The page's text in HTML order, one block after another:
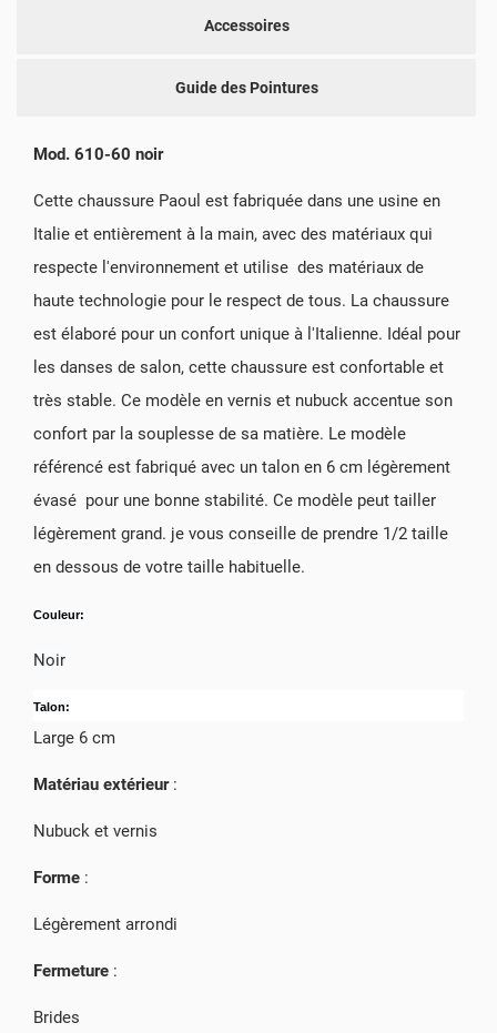
Accessoires
Guide des Pointures
Mod. 610-60 noir
Cette chaussure Paoul est fabriquée dans une usine en
Italie et entièrement à la main, avec des matériaux qui
respecte l'environnement et utilise des matériaux de
haute technologie pour le respect de tous. La chaussure
est élaboré pour un confort unique à l'Italienne. Idéal pour
les danses de salon, cette chaussure est confortable et
très stable. Ce modèle en vernis et nubuck accentue son
confort par la souplesse de sa matière. Le modèle
référencé est fabriqué avec un talon en 6 cm légèrement
évasé pour une bonne stabilité. Ce modèle peut tailler
légèrement grand. je vous conseille de prendre 1/2 taille
en dessous de votre taille habituelle.
Couleur:
Noir
Talon:
Large 6 cm
Matériau extérieur:
Nubuck et vernis
Forme :
Légèrement arrondi
Fermeture :
Brides